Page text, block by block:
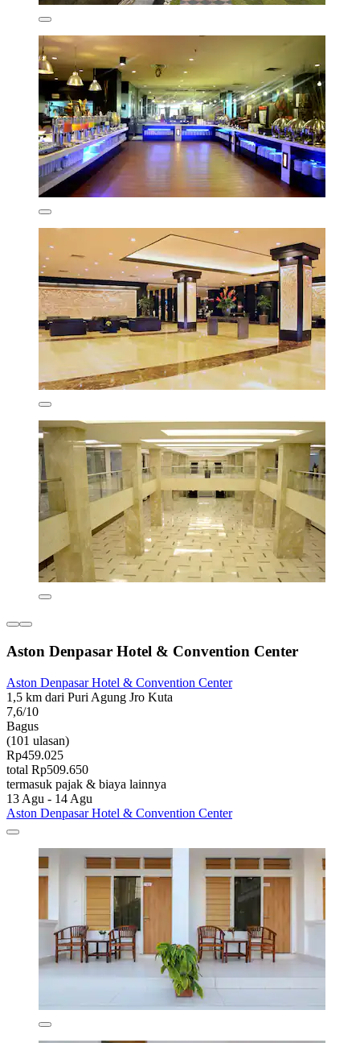
Aston Denpasar Hotel & Convention Center
Aston Denpasar Hotel & Convention Center
1,5 km dari Puri Agung Jro Kuta
7,6/10
Bagus
(101 ulasan)
Rp459.025
total Rp509.650
termasuk pajak & biaya lainnya
13 Agu - 14 Agu
Aston Denpasar Hotel & Convention Center